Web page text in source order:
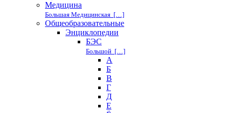
Медицина
Большая Медицинская […]
Общеобразовательные
Энциклопедии
БЭС
Большой […]
А
Б
В
Г
Д
Е